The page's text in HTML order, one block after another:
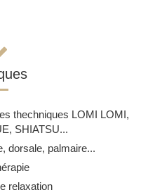
thechniques LOMI LOMI,
SHIATSU...
dorsale, palmaire...
relaxation